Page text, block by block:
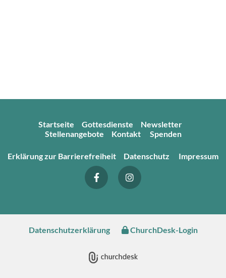
Startseite Gottesdienste
Newsletter
Stellenangebote
Kontakt Spenden
Erklärung zur Barrierefreiheit Datenschutz Impressum
Datenschutzerklärung ChurchDesk-Login